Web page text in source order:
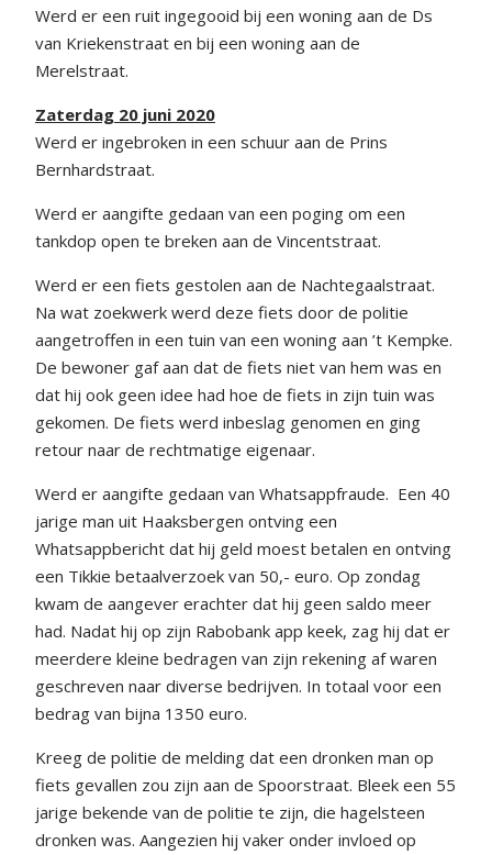
Werd er een ruit ingegooid bij een woning aan de Ds
van Kriekenstraat en bij een woning aan de
Merelstraat.
Zaterdag 20 juni 2020
Werd er ingebroken in een schuur aan de Prins
Bernhardstraat.
Werd er aangifte gedaan van een poging om een
tankdop open te breken aan de Vincentstraat.
Werd er een fiets gestolen aan de Nachtegaalstraat.
Na wat zoekwerk werd deze fiets door de politie
aangetroffen in een tuin van een woning aan ’t Kempke.
De bewoner gaf aan dat de fiets niet van hem was en
dat hij ook geen idee had hoe de fiets in zijn tuin was
gekomen. De fiets werd inbeslag genomen en ging
retour naar de rechtmatige eigenaar.
Werd er aangifte gedaan van Whatsappfraude. Een 40
jarige man uit Haaksbergen ontving een
Whatsappbericht dat hij geld moest betalen en ontving
een Tikkie betaalverzoek van 50,- euro. Op zondag
kwam de aangever erachter dat hij geen saldo meer
had. Nadat hij op zijn Rabobank app keek, zag hij dat er
meerdere kleine bedragen van zijn rekening af waren
geschreven naar diverse bedrijven. In totaal voor een
bedrag van bijna 1350 euro.
Kreeg de politie de melding dat een dronken man op
fiets gevallen zou zijn aan de Spoorstraat. Bleek een 55
jarige bekende van de politie te zijn, die hagelsteen
dronken was. Aangezien hij vaker onder invloed op